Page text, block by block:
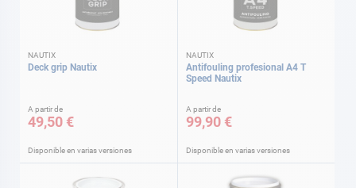
NAUTIX
Deck grip Nautix
A partir de
49,50 €
Disponible en varias versiones
NAUTIX
Antifouling profesional A4 T
Speed Nautix
A partir de
99,90 €
Disponible en varias versiones